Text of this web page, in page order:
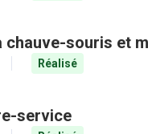
souris et
Réalisé
service